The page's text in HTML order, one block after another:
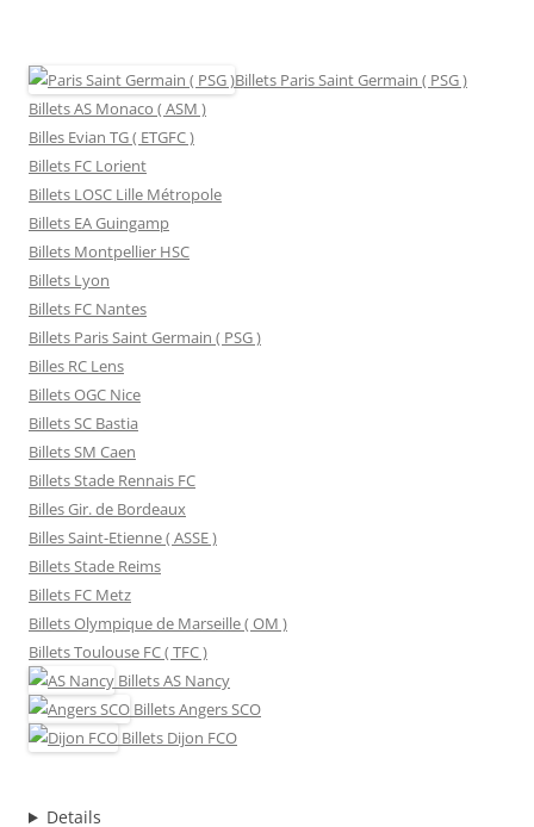
Billets Paris Saint Germain ( PSG )
Billets AS Monaco ( ASM )
Billes Evian TG ( ETGFC )
Billets FC Lorient
Billets LOSC Lille Métropole
Billets EA Guingamp
Billets Montpellier HSC
Billets Lyon
Billets FC Nantes
Billets Paris Saint Germain ( PSG )
Billes RC Lens
Billets OGC Nice
Billets SC Bastia
Billets SM Caen
Billets Stade Rennais FC
Billes Gir. de Bordeaux
Billes Saint-Etienne ( ASSE )
Billets Stade Reims
Billets FC Metz
Billets Olympique de Marseille ( OM )
Billets Toulouse FC ( TFC )
BilletsAS Nancy
BilletsAngers SCO
Billets Dijon FCO
Details